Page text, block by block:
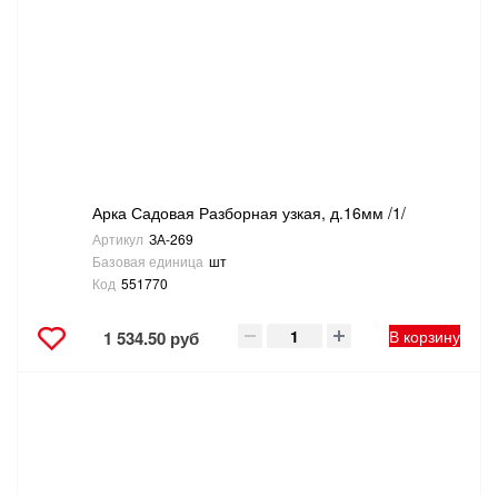
Арка Садовая Разборная узкая, д.16мм /1/
Артикул ЗА-269
Базовая единица шт
Код 551770
1 534.50 руб В корзину